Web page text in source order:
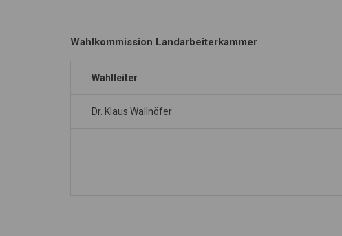
Wahlkommission Landarbeiterkammer
Wahlleiter
Dr. Klaus Wallnöfer